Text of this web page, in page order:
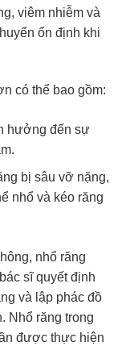
viêm nhiễm và
ổn định khi
có thể bao gồm:
hưởng đến sự
bị sâu vỡ nặng,
nhổ và kéo răng
nhổ răng
sĩ quyết định
và lập phác đồ
Nhổ răng trong
được thực hiện